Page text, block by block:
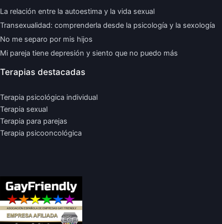
La relación entre la autoestima y la vida sexual
Transexualidad: comprenderla desde la psicología y la sexología
No me separo por mis hijos
Mi pareja tiene depresión y siento que no puedo más
Terapias destacadas
Terapia psicológica individual
Terapia sexual
Terapia para parejas
Terapia psicooncológica